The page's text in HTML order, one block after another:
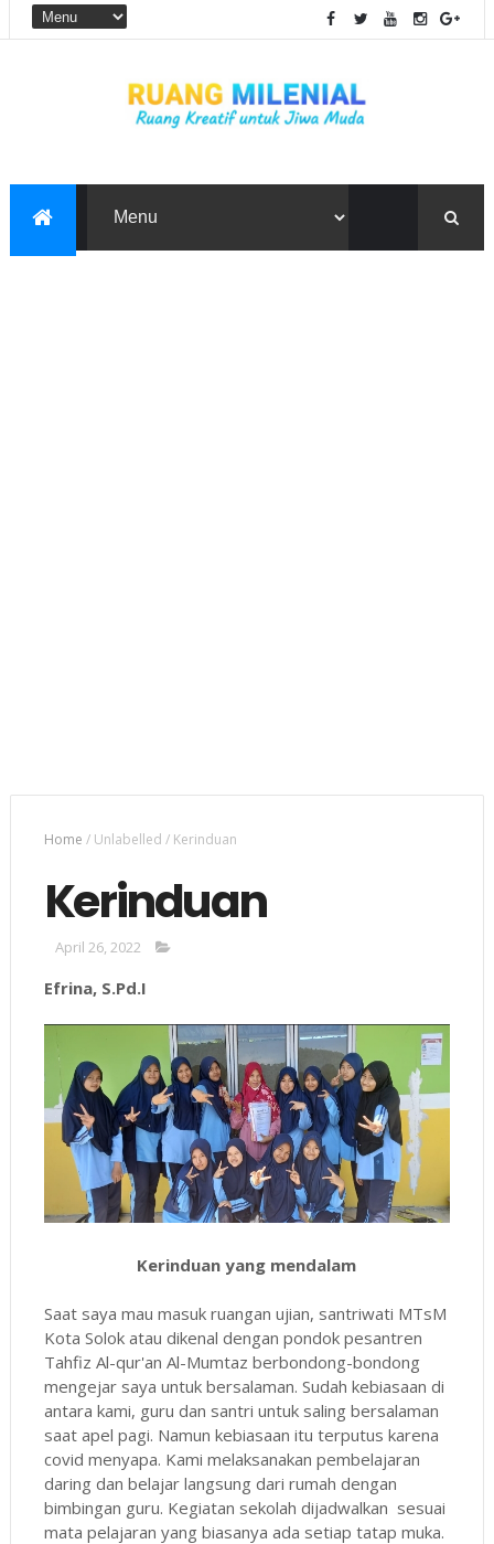
Home /Unlabelled / Kerinduan
Kerinduan
April 26, 2022
Efrina, S.Pd.I
Kerinduan yang mendalam
Saat saya mau masuk ruangan ujian, santriwati MTsM
Kota Solok atau dikenal dengan pondok pesantren
Tahfiz Al-qur'an Al-Mumtaz berbondong-bondong
mengejar saya untuk bersalaman. Sudah kebiasaan di
antara kami, guru dan santri untuk saling bersalaman
saat apel pagi. Namun kebiasaan itu terputus karena
covid menyapa. Kami melaksanakan pembelajaran
daring dan belajar langsung dari rumah dengan
bimbingan guru. Kegiatan sekolah dijadwalkan sesuai
mata pelajaran yang biasanya ada setiap tatap muka.